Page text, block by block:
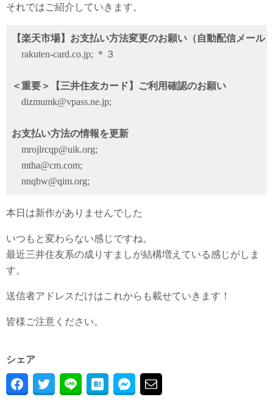
それではご紹介していきます。
【楽天市場】お支払い方法変更のお願い（自動配信メール
rakuten-card.co.jp; ＊３
＜重要＞【三井住友カード】ご利用確認のお願い
dizmumk@vpass.ne.jp;
お支払い方法の情報を更新
mrojlrcqp@uik.org;
mtha@cm.com;
nnqbw@qim.org;
本日は新作がありませんでした
いつもと変わらない感じですね。
最近三井住友系の成りすましが結構増えている感じがしま
す。
送信者アドレスだけはこれからも載せていきます！
皆様ご注意ください。
シェア